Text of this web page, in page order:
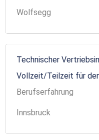
Wolfsegg
Technischer
Vollzeit/Teilzeit für
Berufserfahrung
Innsbruck